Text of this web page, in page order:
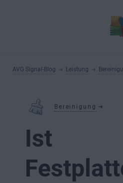
AVG Signal-Blog Leistung
Bereinigung
Ist